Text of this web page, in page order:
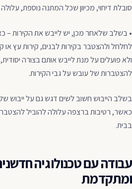
סובלת דיחוי, מכיוון שכל המתנה נוספת,
• בשלב שלאחר מכן, יש לייבש את הקירות –
לחלחל ולהצטבר בקירות לבנים, קירות עץ או
ולא פועלים על מנת לייבש אותם בצורה
להצטברות של עובש על גבי הקירות.
בשלב הייבוש חשוב לשים דגש גם על ייבוש
כאשר, רטיבות ברצפה עלולה להוביל
בבית.
עבודה עם טכנולוגיה
ומתקדמת